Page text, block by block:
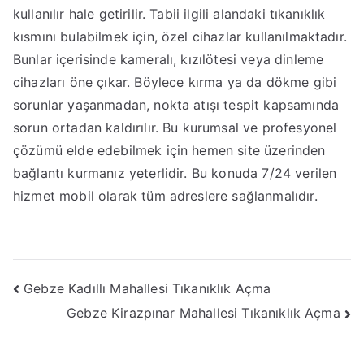
kullanılır hale getirilir. Tabii ilgili alandaki tıkanıklık
kısmını bulabilmek için, özel cihazlar kullanılmaktadır.
Bunlar içerisinde kameralı, kızılötesi veya dinleme
cihazları öne çıkar. Böylece kırma ya da dökme gibi
sorunlar yaşanmadan, nokta atışı tespit kapsamında
sorun ortadan kaldırılır. Bu kurumsal ve profesyonel
çözümü elde edebilmek için hemen site üzerinden
bağlantı kurmanız yeterlidir. Bu konuda 7/24 verilen
hizmet mobil olarak tüm adreslere sağlanmalıdır.
Yazı
gezinmesi
Gebze Kadıllı Mahallesi Tıkanıklık Açma
Gebze Kirazpınar Mahallesi Tıkanıklık Açma